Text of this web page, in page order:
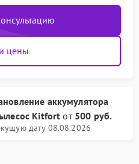
цены
аккумулятора
Kitfortот 500 руб.
дату 08.08.2026